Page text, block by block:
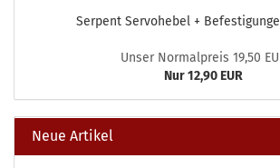
Serpent Servohebel +
Unser Normalpreis 19,50
Nur 12,90 EUR
Neue Artikel